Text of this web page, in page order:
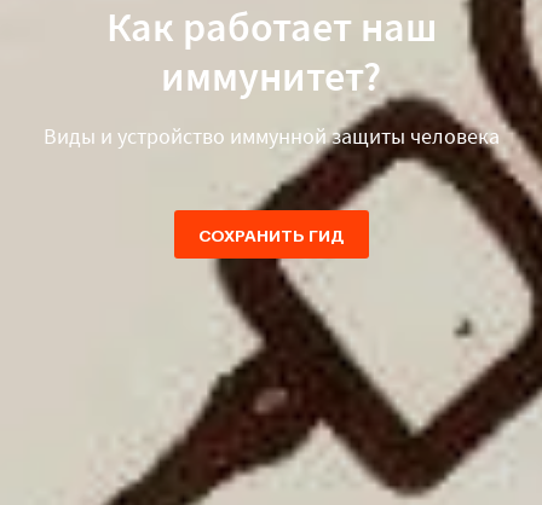
Как работает наш
иммунитет?
Виды и устройство иммунной защиты человека
СОХРАНИТЬ ГИД